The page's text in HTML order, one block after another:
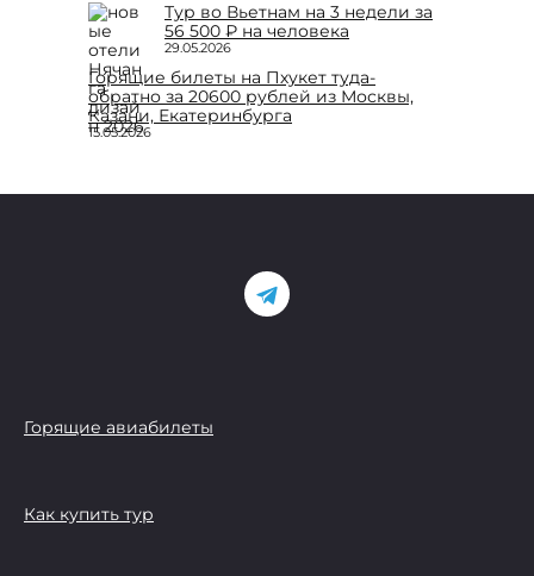
Тур во Вьетнам на 3 недели за
56 500 ₽ на человека
29.05.2026
Горящие билеты на Пхукет туда-
обратно за 20600 рублей из Москвы,
Казани, Екатеринбурга
15.05.2026
Горящие авиабилеты
Как купить тур